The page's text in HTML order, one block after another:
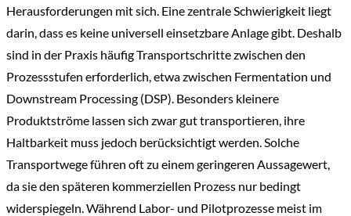
Herausforderungen mit sich. Eine zentrale Schwierigkeit liegt
darin, dass es keine universell einsetzbare Anlage gibt. Deshalb
sind in der Praxis häufig Transportschritte zwischen den
Prozessstufen erforderlich, etwa zwischen Fermentation und
Downstream Processing (DSP). Besonders kleinere
Produktströme lassen sich zwar gut transportieren, ihre
Haltbarkeit muss jedoch berücksichtigt werden. Solche
Transportwege führen oft zu einem geringeren Aussagewert,
da sie den späteren kommerziellen Prozess nur bedingt
widerspiegeln. Während Labor- und Pilotprozesse meist im